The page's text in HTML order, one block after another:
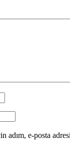
adım, e-posta